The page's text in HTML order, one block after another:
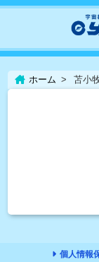
ホーム 苫小
個人情報